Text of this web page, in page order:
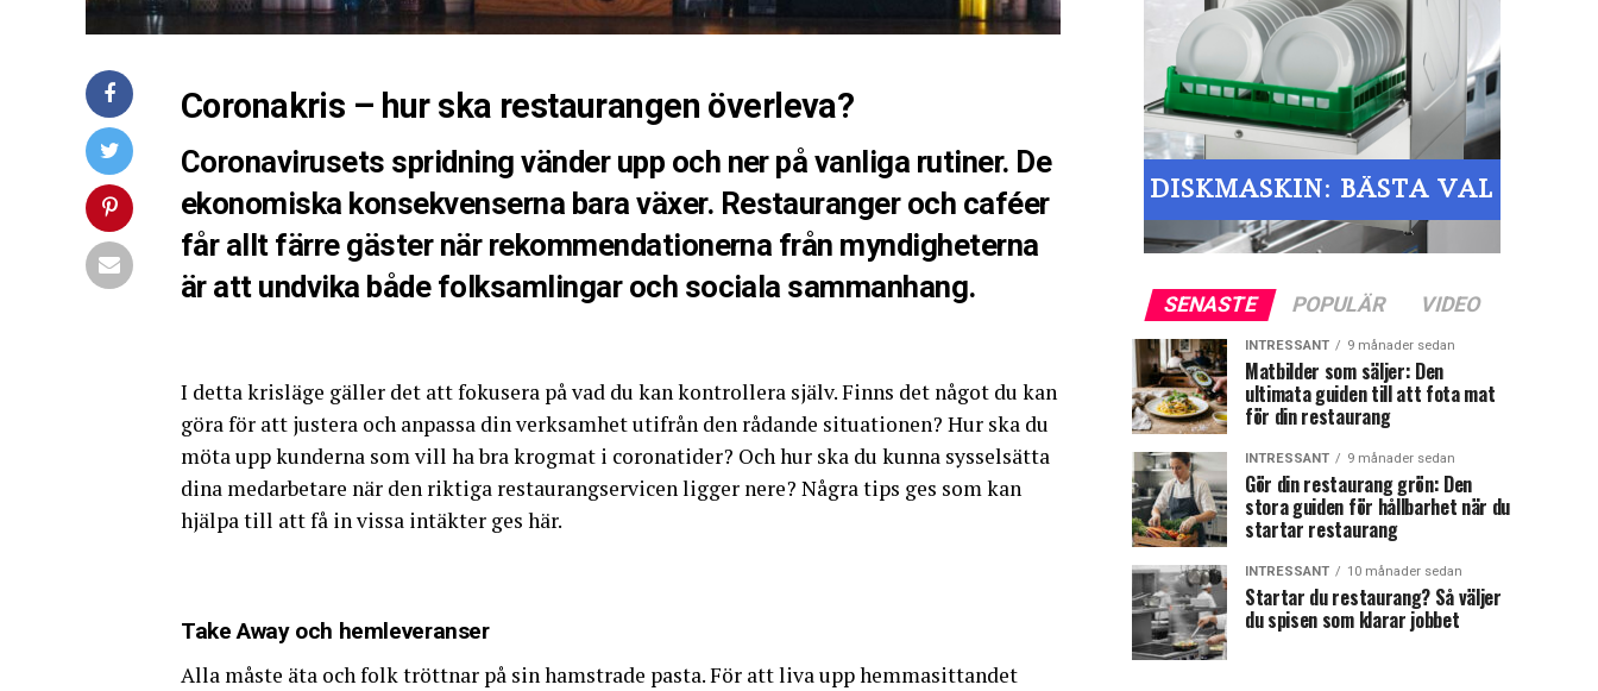
Coronakris – hur ska restaurangen överleva?
Coronavirusets spridning vänder upp och ner på vanliga rutiner. De
ekonomiska konsekvenserna bara växer. Restauranger och caféer
får allt färre gäster när rekommendationerna från myndigheterna
är att undvika både folksamlingar och sociala sammanhang.
I detta krisläge gäller det att fokusera på vad du kan kontrollera själv. Finns det något du kan
göra för att justera och anpassa din verksamhet utifrån den rådande situationen? Hur ska du
möta upp kunderna som vill ha bra krogmat i coronatider? Och hur ska du kunna sysselsätta
dina medarbetare när den riktiga restaurangservicen ligger nere? Några tips ges som kan
hjälpa till att få in vissa intäkter ges här.
Take Away och hemleveranser
Alla måste äta och folk tröttnar på sin hamstrade pasta. För att liva upp hemmasittandet
SENASTE POPULÄR VIDEO
INTRESSANT 9 månader sedan
Matbilder som säljer: Den
ultimata guiden till att fota mat
för din restaurang
INTRESSANT 9 månader sedan
Gör din restaurang grön: Den
stora guiden för hållbarhet när du
startar restaurang
INTRESSANT 10 månader sedan
Startar du restaurang? Så väljer
du spisen som klarar jobbet